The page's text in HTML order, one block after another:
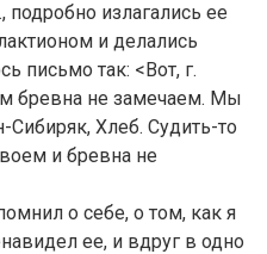
излагались ее
и делались
письмо так: <Вот, г.
бревна не замечаем. Мы
Хлеб. Судить-то
и бревна не
о себе, о том, как я
ее, и вдруг в одно